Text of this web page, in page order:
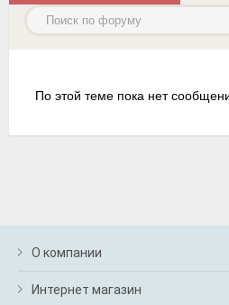
По этой теме пока нет
О компании
Интернет магазин